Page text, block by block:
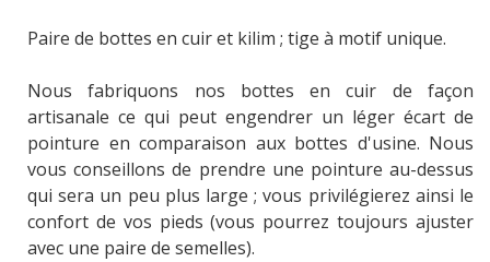
Paire de bottes en cuir et kilim ; tige à motif unique.
Nous fabriquons nos bottes en cuir de façon
artisanale ce qui peut engendrer un léger écart de
pointure en comparaison aux bottes d'usine. Nous
vous conseillons de prendre une pointure au-dessus
qui sera un peu plus large ; vous privilégierez ainsi le
confort de vos pieds (vous pourrez toujours ajuster
avec une paire de semelles).